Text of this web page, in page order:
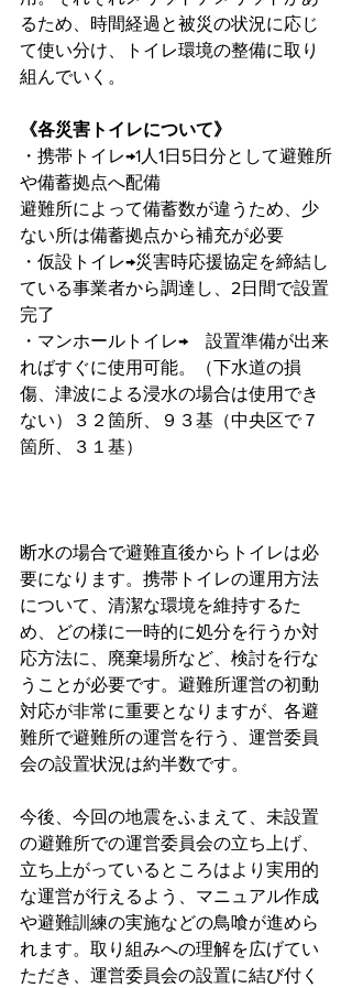
るため、時間経過と被災の状況に応じ
て使い分け、トイレ環境の整備に取り
組んでいく。
《各災害トイレについて》
・携帯トイレ→1人1日5日分として避難所
や備蓄拠点へ配備
避難所によって備蓄数が違うため、少
ない所は備蓄拠点から補充が必要
・仮設トイレ→災害時応援協定を締結し
ている事業者から調達し、2日間で設置
完了
・マンホールトイレ→　設置準備が出来
ればすぐに使用可能。（下水道の損
傷、津波による浸水の場合は使用でき
ない）３２箇所、９３基（中央区で７
箇所、３１基）
断水の場合で避難直後からトイレは必
要になります。携帯トイレの運用方法
について、清潔な環境を維持するた
め、どの様に一時的に処分を行うか対
応方法に、廃棄場所など、検討を行な
うことが必要です。避難所運営の初動
対応が非常に重要となりますが、各避
難所で避難所の運営を行う、運営委員
会の設置状況は約半数です。
今後、今回の地震をふまえて、未設置
の避難所での運営委員会の立ち上げ、
立ち上がっているところはより実用的
な運営が行えるよう、マニュアル作成
や避難訓練の実施などの鳥喰が進めら
れます。取り組みへの理解を広げてい
ただき、運営委員会の設置に結び付く